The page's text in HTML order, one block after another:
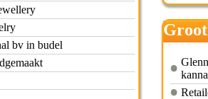
bv in budel